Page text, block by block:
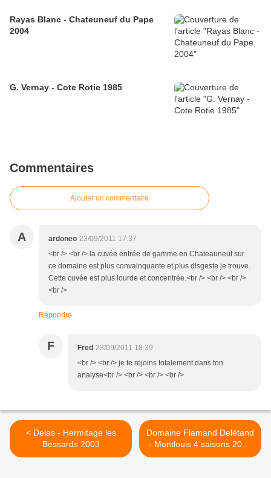
Rayas Blanc - Chateuneuf du Pape
2004
G. Vernay - Cote Rotie 1985
Commentaires
Ajouter un commentaire
A ardoneo 23/09/2011 17:37
<br /> <br /> la cuvée entrée de gamme en Chateauneuf sur
ce domaine est plus convainquante et plus disgeste je trouve.
Cette cuvée est plus lourde et concentrée.<br /> <br /> <br />
<br />
Répondre
F Fred 23/09/2011 18:39
<br /> <br /> je te rejoins totalement dans ton
analyse<br /> <br /> <br /> <br />
< Delas - Hermitage les
Bessards 2003
Domaine Flamand Delétand
- Montlouis 4 saisons 2009
>